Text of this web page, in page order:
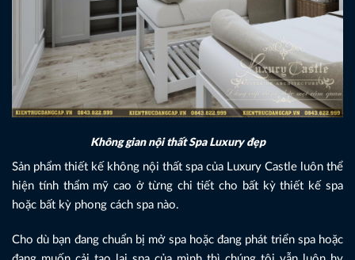
Không gian nội thất Spa Luxury đẹp
Sản phẩm thiết kế không nội thất spa của Luxury Castle luôn thể
hiện tính thẩm mỹ cao ở từng chi tiết cho bất kỳ thiết kế spa
hoặc bất kỳ phong cách spa nào.
Cho dù bạn đang chuẩn bị mở spa hoặc đang phát triển spa hoặc